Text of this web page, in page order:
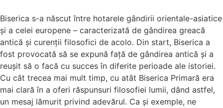
Biserica s-a născut între hotarele gândirii orientale-asiatice
și a celei europene – caracterizată de gândirea greacă
antică și curenții filosofici de acolo. Din start, Biserica a
fost provocată să se expună față de gândirea antică și a
reușit să o facă cu succes în diferite perioade ale istoriei.
Cu cât trecea mai mult timp, cu atât Biserica Primară era
mai clară în a oferi răspunsuri filosofiei lumii, dând astfel,
un mesaj lămurit privind adevărul. Ca și exemple, ne